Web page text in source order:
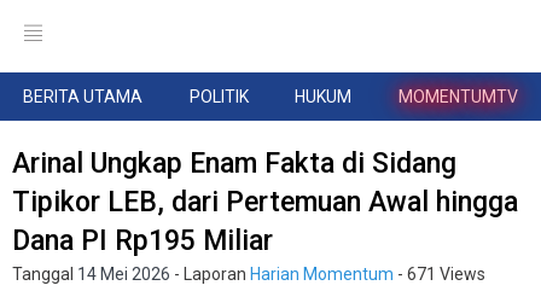
BERITA UTAMA POLITIK HUKUM MOMENTUMTV
Arinal Ungkap Enam Fakta di Sidang
Tipikor LEB, dari Pertemuan Awal hingga
Dana PI Rp195 Miliar
Tanggal 14 Mei 2026 - Laporan Harian Momentum - 671 Views